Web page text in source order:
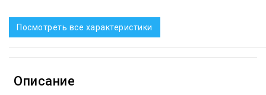
Посмотреть все характеристики
Описание